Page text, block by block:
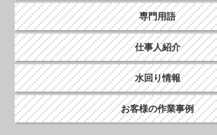
専門用語
仕事人紹介
水回り情報
お客様の作業事例